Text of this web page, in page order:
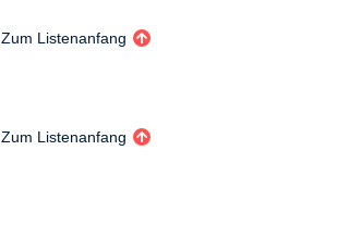
Zum Listenanfang
Zum Listenanfang